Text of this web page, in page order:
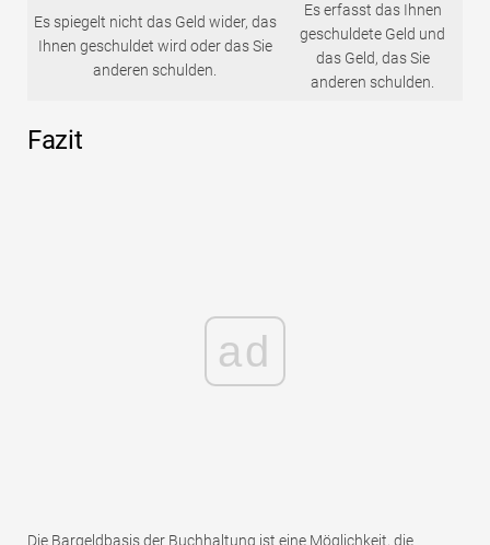
Es spiegelt nicht das Geld wider, das
Ihnen geschuldet wird oder das Sie
anderen schulden.
Es erfasst das Ihnen
geschuldete Geld und
das Geld, das Sie
anderen schulden.
Fazit
ad
Die Bargeldbasis der Buchhaltung ist eine Möglichkeit, die